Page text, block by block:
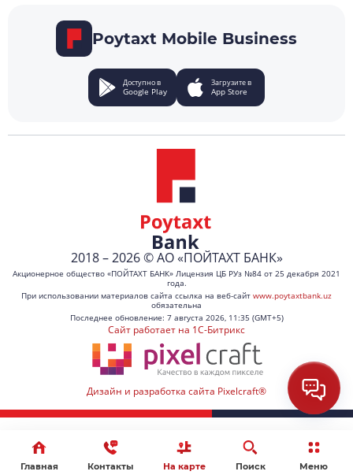
Poytaxt Mobile Business
Доступно в
Google Play
Загрузите в
App Store
2018 – 2026 © АО «ПОЙТАХТ БАНК»
Акционерное общество «ПОЙТАХТ БАНК» Лицензия ЦБ РУз №84 от 25 декабря 2021
года.
При использовании материалов сайта ссылка на веб-сайт www.poytaxtbank.uz
обязательна
Последнее обновление: 7 августа 2026, 11:35 (GMT+5)
Сайт работает на 1C-Битрикс
Дизайн и разработка сайта Pixelcraft®
Главная Контакты На карте Поиск Меню